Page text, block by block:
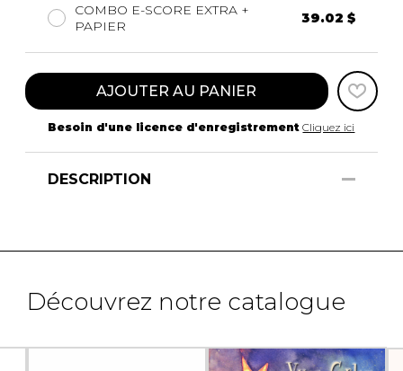
COMBO E-SCORE EXTRA +
PAPIER
39.02 $
AJOUTER AU PANIER
Besoin d'une licence d'enregistrement Cliquez ici
DESCRIPTION
Découvrez notre catalogue